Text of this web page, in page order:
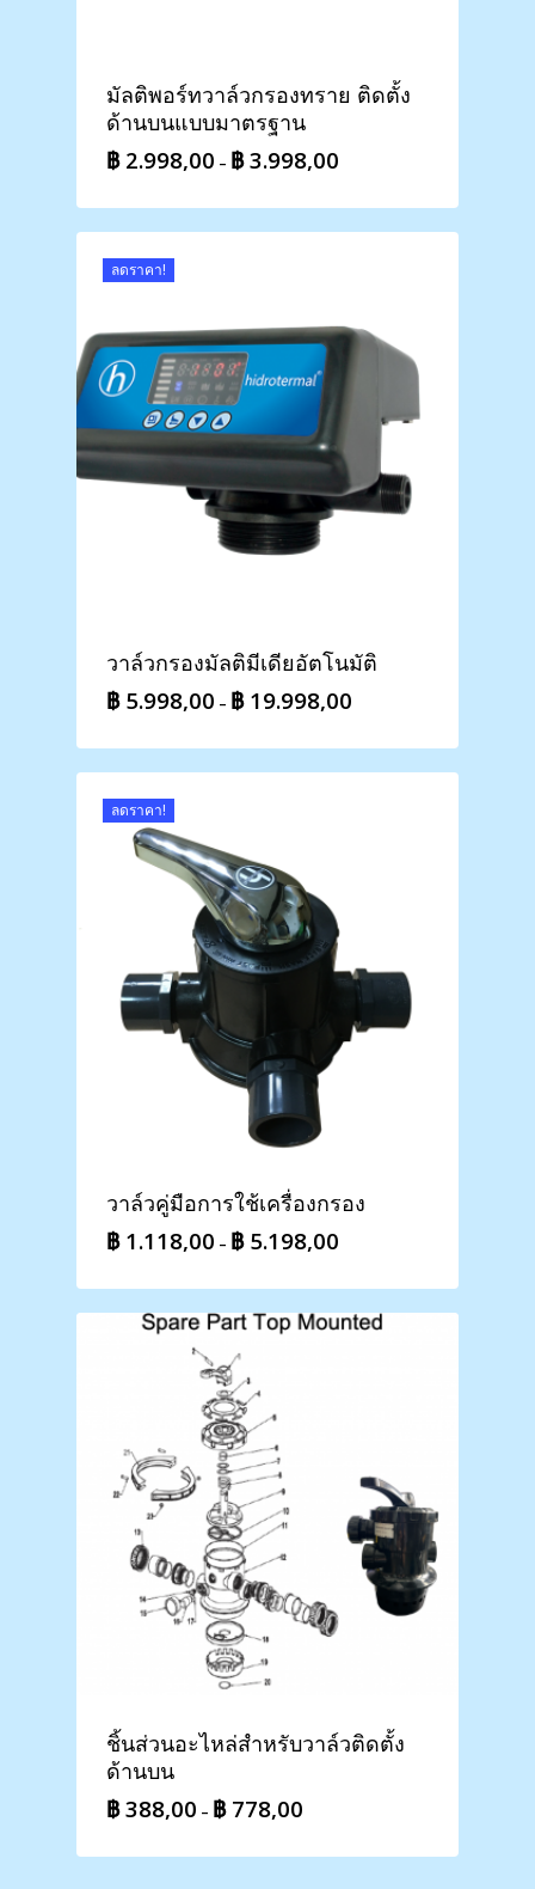
มัลติพอร์ทวาล์วกรองทราย ติดตั้ง
ด้านบนแบบมาตรฐาน
฿2.998,00 – ฿3.998,00
฿ 2.998,00
through
ลดราคา!
วาล์วกรองมัลติมีเดียอัตโนมัติ
฿5.998,00 – ฿19.998,00
฿ 5.998,00
through
ลดราคา!
วาล์วคู่มือการใช้เครื่องกรอง
฿1.118,00 – ฿5.198,00
฿ 1.118,00
through
ชิ้นส่วนอะไหล่สำหรับวาล์วติดตั้ง
ด้านบน
฿388,00 – ฿778,00
฿ 388,00